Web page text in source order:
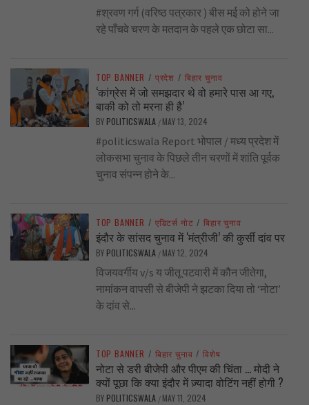
#श्रवण गर्ग (वरिष्ठ पत्रकार ) बीस मई को होने जा
रहे पाँचवे चरण के मतदान के पहले एक छोटा सा...
TOP BANNER / प्रदेश / बिहार चुनाव
‘कांग्रेस में जो समझदार थे वो हमारे पास आ गए,
बाकी को तो मरना ही है’
BY POLITICSWALA / MAY 13, 2024
#politicswala Report भोपाल / मध्य प्रदेश में
लोकसभा चुनाव के पिछले तीन चरणों में शांति पूर्वक
चुनाव संपन्न होने के...
TOP BANNER / एडिटर्स नोट / बिहार चुनाव
इंदौर के सांसद चुनाव में ‘मंत्रीजी’ की कुर्सी दांव पर
BY POLITICSWALA / MAY 12, 2024
विजयवर्गीय v/s य जीतू पटवारी में कौन जीतेगा,
नामांकन वापसी से बीजेपी ने झटका दिया तो ‘नोटा’
के दांव से...
TOP BANNER / बिहार चुनाव / विशेष
नोटा से डरी बीजेपी और पीएम की चिंता … मोदी ने
क्यों पूछा कि क्या इंदौर में ज़्यादा वोटिंग नहीं होगी ?
BY POLITICSWALA / MAY 11, 2024